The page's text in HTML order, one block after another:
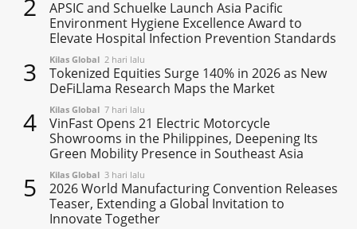
2
APSIC and Schuelke Launch Asia Pacific
Environment Hygiene Excellence Award to
Elevate Hospital Infection Prevention Standards
3 Kilas Global 2 hari lalu
Tokenized Equities Surge 140% in 2026 as New
DeFiLlama Research Maps the Market
4 Kilas Global 7 hari lalu
VinFast Opens 21 Electric Motorcycle
Showrooms in the Philippines, Deepening Its
Green Mobility Presence in Southeast Asia
5 Kilas Global 3 hari lalu
2026 World Manufacturing Convention Releases
Teaser, Extending a Global Invitation to
Innovate Together